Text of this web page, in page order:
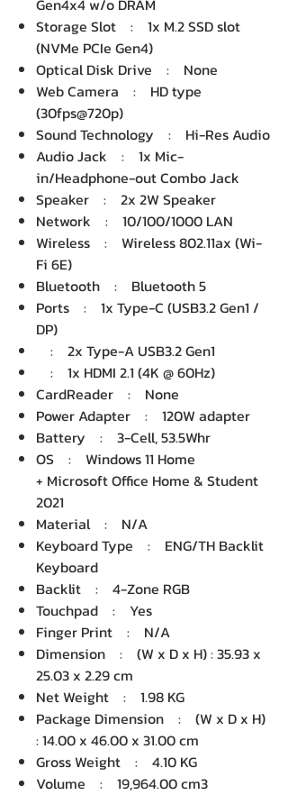
Gen4x4 w/o DRAM
Storage Slot : 1x M.2 SSD slot
(NVMe PCIe Gen4)
Optical Disk Drive : None
Web Camera : HD type
(30fps@720p)
Sound Technology : Hi-Res Audio
Audio Jack : 1x Mic-
in/Headphone-out Combo Jack
Speaker : 2x 2W Speaker
Network : 10/100/1000 LAN
Wireless : Wireless 802.11ax (Wi-
Fi 6E)
Bluetooth : Bluetooth 5
Ports : 1x Type-C (USB3.2 Gen1 /
DP)
: 2x Type-A USB3.2 Gen1
: 1x HDMI 2.1 (4K @ 60Hz)
CardReader : None
Power Adapter : 120W adapter
Battery : 3-Cell, 53.5Whr
OS : Windows 11 Home
+ Microsoft Office Home & Student
2021
Material : N/A
Keyboard Type : ENG/TH Backlit
Keyboard
Backlit : 4-Zone RGB
Touchpad : Yes
Finger Print : N/A
Dimension : (W x D x H) : 35.93 x
25.03 x 2.29 cm
Net Weight : 1.98 KG
Package Dimension : (W x D x H)
: 14.00 x 46.00 x 31.00 cm
Gross Weight : 4.10 KG
Volume : 19,964.00 cm3